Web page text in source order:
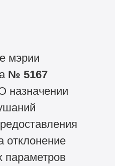
мэрии
№ 5167
назначении
отклонение
параметров